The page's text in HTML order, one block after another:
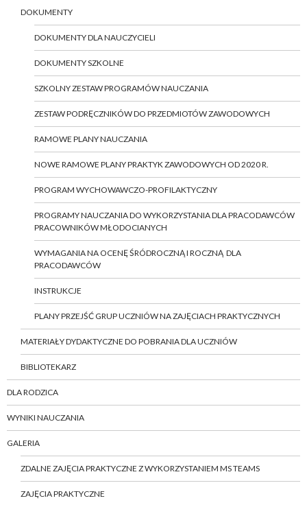
DOKUMENTY
DOKUMENTY DLA NAUCZYCIELI
DOKUMENTY SZKOLNE
SZKOLNY ZESTAW PROGRAMÓW NAUCZANIA
ZESTAW PODRĘCZNIKÓW DO PRZEDMIOTÓW ZAWODOWYCH
RAMOWE PLANY NAUCZANIA
NOWE RAMOWE PLANY PRAKTYK ZAWODOWYCH OD 2020 R.
PROGRAM WYCHOWAWCZO-PROFILAKTYCZNY
PROGRAMY NAUCZANIA DO WYKORZYSTANIA DLA PRACODAWCÓW
PRACOWNIKÓW MŁODOCIANYCH
WYMAGANIA NA OCENĘ ŚRÓDROCZNĄ I ROCZNĄ DLA
PRACODAWCÓW
INSTRUKCJE
PLANY PRZEJŚĆ GRUP UCZNIÓW NA ZAJĘCIACH PRAKTYCZNYCH
MATERIAŁY DYDAKTYCZNE DO POBRANIA DLA UCZNIÓW
BIBLIOTEKARZ
DLA RODZICA
WYNIKI NAUCZANIA
GALERIA
ZDALNE ZAJĘCIA PRAKTYCZNE Z WYKORZYSTANIEM MS TEAMS
ZAJĘCIA PRAKTYCZNE